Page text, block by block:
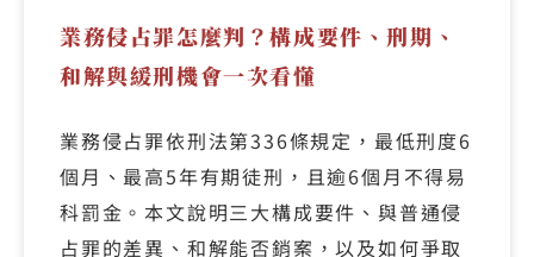
業務侵占罪怎麼判？構成要件、刑期、
和解與緩刑機會一次看懂
業務侵占罪依刑法第336條規定，最低刑度6
個月、最高5年有期徒刑，且逾6個月不得易
科罰金。本文說明三大構成要件、與普通侵
占罪的差異、和解能否銷案，以及如何爭取